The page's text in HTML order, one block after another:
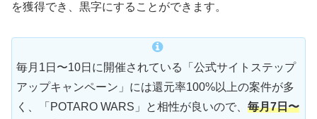
を獲得でき、黒字にすることができます。
毎月1日〜10日に開催されている「公式サイトステップ
アップキャンペーン」には還元率100%以上の案件が多
く、「POTARO WARS」と相性が良いので、 毎月7日〜